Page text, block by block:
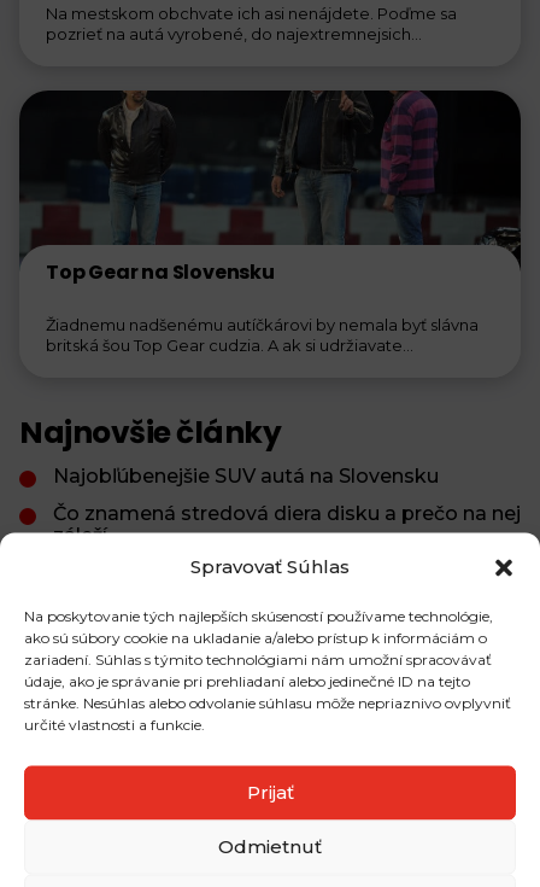
Spravovať Súhlas
Na poskytovanie tých najlepších skúseností používame technológie,
ako sú súbory cookie na ukladanie a/alebo prístup k informáciám o
zariadení. Súhlas s týmito technológiami nám umožní spracovávať
údaje, ako je správanie pri prehliadaní alebo jedinečné ID na tejto
stránke. Nesúhlas alebo odvolanie súhlasu môže nepriaznivo ovplyvniť
určité vlastnosti a funkcie.
Prijať
Odmietnuť
Najnovšie články
Najobľúbenejšie SUV autá na Slovensku
Čo znamená stredová diera disku a prečo na nej
záleží
Brzdová kvapalina: ako a kedy ju meniť, aby
Najčítanejšie články
posledných testoch?
Plechové a hliníkové disky: Aký je v nich rozdiel?
Aké zimné pneumatiky môžeme používať pri
Na mestskom obchvate ich asi nenájdete. Poďme sa
pozrieť na autá vyrobené, do najextremnejsich
Top Gear na Slovensku
Žiadnemu nadšenému autíčkárovi by nemala byť slávna
britská šou Top Gear cudzia. A ak si udržiavate...